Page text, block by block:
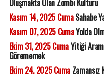
Oluşmakta Olan Zombi Kültürü
Kasım 14, 2025 CumaSahabe
Kasım 07, 2025 CumaYolda
Ekim 31, 2025 CumaYitiği
Görememek
Ekim 24, 2025 CumaZamansız